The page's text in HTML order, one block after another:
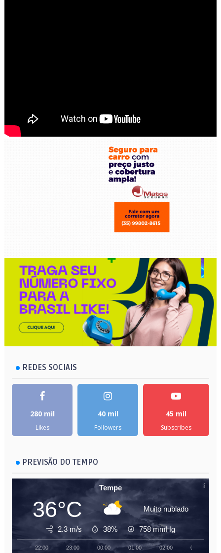
REDES SOCIAIS
280 mil
Likes
40 mil
Followers
45 mil
Subscribes
PREVISÃO DO TEMPO
Tempe
36°C Muito nublado
2.3 m/s 38% 758mmHg
22:00 23:00 00:00 01:00 02:00 03:00